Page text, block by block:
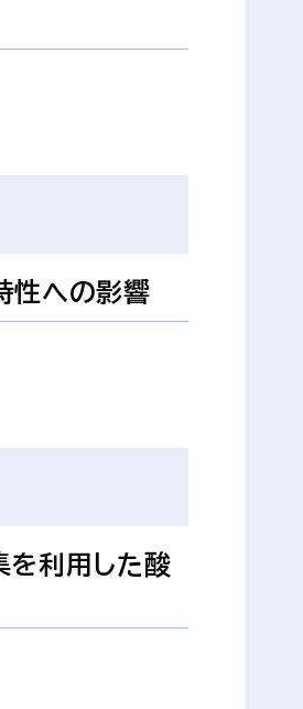
性への影響
を利用した酸